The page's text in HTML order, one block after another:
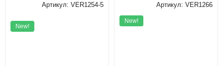
Артикул: VER1254-5
New!
Артикул: VER1266
New!